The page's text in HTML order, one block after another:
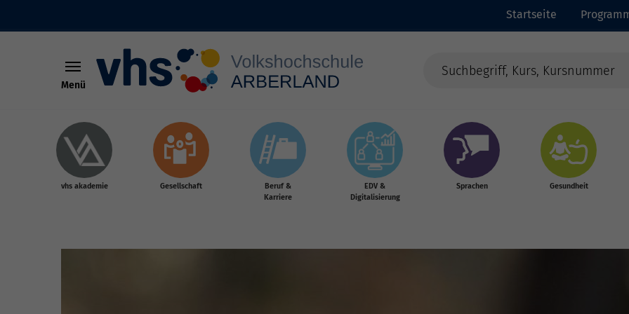
Startseite
Menü
vhs akademie Gesellschaft
Beruf &
Karriere
EDV &
Digitalisierung
Sprachen Gesundheit